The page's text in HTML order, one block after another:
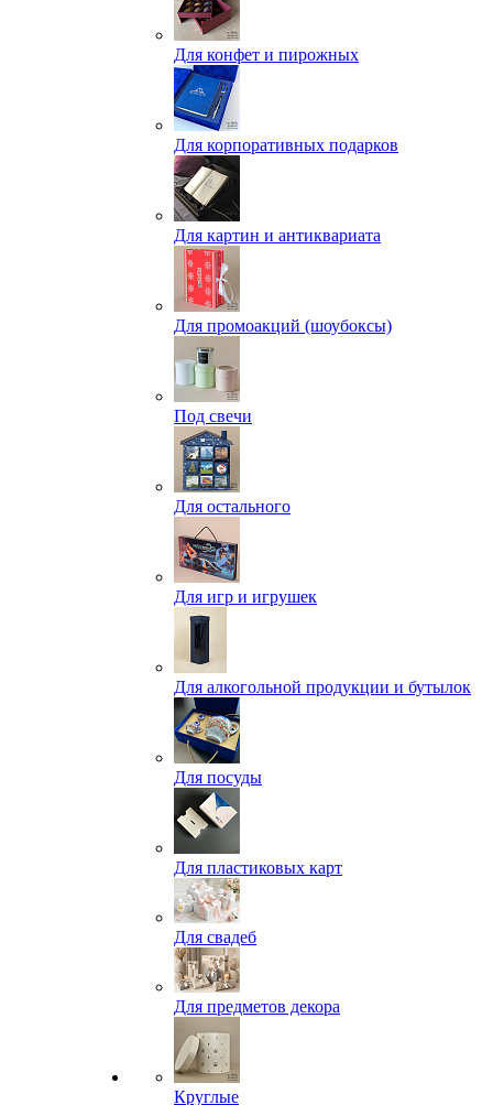
Для конфет и пирожных
Для корпоративных подарков
Для картин и антиквариата
Для промоакций (шоубоксы)
Под свечи
Для остального
Для игр и игрушек
Для алкогольной продукции и бутылок
Для посуды
Для пластиковых карт
Для свадеб
Для предметов декора
Круглые